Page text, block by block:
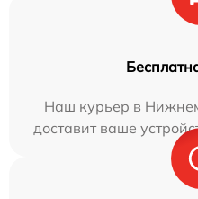
Наш курьер в
доставит ваше